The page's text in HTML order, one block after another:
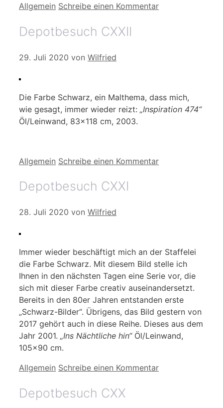
Kategorien
Allgemein Schreibe einen Kommentar
Depotbesuch CXXII
29. Juli 2020 von Wilfried
Die Farbe Schwarz, ein Malthema, dass mich,
wie gesagt, immer wieder reizt: „Inspiration 474“
Öl/Leinwand, 83×118 cm, 2003.
Kategorien
Allgemein Schreibe einen Kommentar
Depotbesuch CXXI
28. Juli 2020 von Wilfried
Immer wieder beschäftigt mich an der Staffelei
die Farbe Schwarz. Mit diesem Bild stelle ich
Ihnen in den nächsten Tagen eine Serie vor, die
sich mit dieser Farbe creativ auseinandersetzt.
Bereits in den 80er Jahren entstanden erste
„Schwarz-Bilder“. Übrigens, das Bild gestern von
2017 gehört auch in diese Reihe. Dieses aus dem
Jahr 2001. „Ins Nächtliche hin“Öl/Leinwand,
105×90 cm.
Kategorien
Allgemein Schreibe einen Kommentar
Depotbesuch CXX